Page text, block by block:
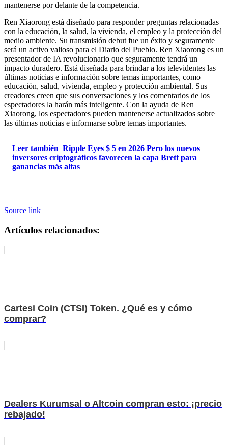
mantenerse por delante de la competencia.
Ren Xiaorong está diseñado para responder preguntas relacionadas
con la educación, la salud, la vivienda, el empleo y la protección del
medio ambiente. Su transmisión debut fue un éxito y seguramente
será un activo valioso para el Diario del Pueblo. Ren Xiaorong es un
presentador de IA revolucionario que seguramente tendrá un
impacto duradero. Está diseñada para brindar a los televidentes las
últimas noticias e información sobre temas importantes, como
educación, salud, vivienda, empleo y protección ambiental. Sus
creadores creen que sus conversaciones y los comentarios de los
espectadores la harán más inteligente. Con la ayuda de Ren
Xiaorong, los espectadores pueden mantenerse actualizados sobre
las últimas noticias e informarse sobre temas importantes.
Leer también Ripple Eyes $ 5 en 2026 Pero los nuevos
inversores criptográficos favorecen la capa Brett para
ganancias más altas
Source link
Artículos relacionados:
Cartesi Coin (CTSI) Token. ¿Qué es y cómo
comprar?
Dealers Kurumsal o Altcoin compran esto: ¡precio
rebajado!